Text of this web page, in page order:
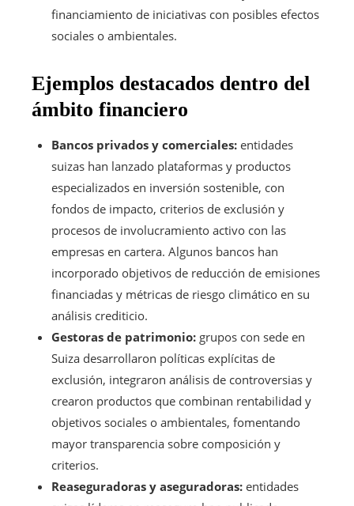
financiamiento de iniciativas con posibles efectos
sociales o ambientales.
Ejemplos destacados dentro del
ámbito financiero
Bancos privados y comerciales: entidades
suizas han lanzado plataformas y productos
especializados en inversión sostenible, con
fondos de impacto, criterios de exclusión y
procesos de involucramiento activo con las
empresas en cartera. Algunos bancos han
incorporado objetivos de reducción de emisiones
financiadas y métricas de riesgo climático en su
análisis crediticio.
Gestoras de patrimonio: grupos con sede en
Suiza desarrollaron políticas explícitas de
exclusión, integraron análisis de controversias y
crearon productos que combinan rentabilidad y
objetivos sociales o ambientales, fomentando
mayor transparencia sobre composición y
criterios.
Reaseguradoras y aseguradoras: entidades